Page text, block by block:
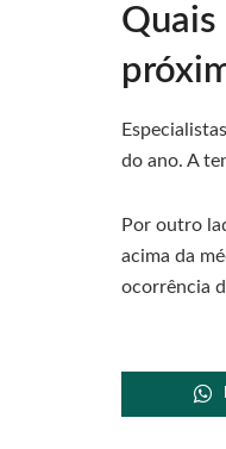
do ano. A
Por outro
acima da
ocorrência